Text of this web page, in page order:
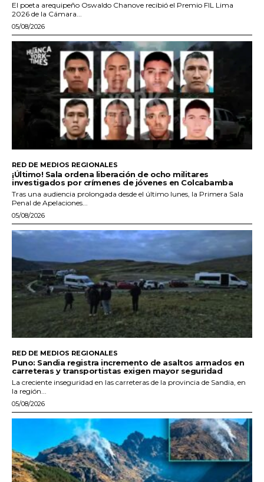
El poeta arequipeño Oswaldo Chanove recibió el Premio FIL Lima
2026 de la Cámara...
05/08/2026
RED DE MEDIOS REGIONALES
¡Último! Sala ordena liberación de ocho militares
investigados por crímenes de jóvenes en Colcabamba
Tras una audiencia prolongada desde el último lunes, la Primera Sala
Penal de Apelaciones...
05/08/2026
RED DE MEDIOS REGIONALES
Puno: Sandia registra incremento de asaltos armados en
carreteras y transportistas exigen mayor seguridad
La creciente inseguridad en las carreteras de la provincia de Sandia, en
la región...
05/08/2026